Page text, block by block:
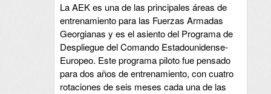
La AEK es una de las principales áreas de
entrenamiento para las Fuerzas Armadas
Georgianas y es el asiento del Programa de
Despliegue del Comando Estadounidense-
Europeo. Este programa piloto fue pensado
para dos años de entrenamiento, con cuatro
rotaciones de seis meses cada una de las